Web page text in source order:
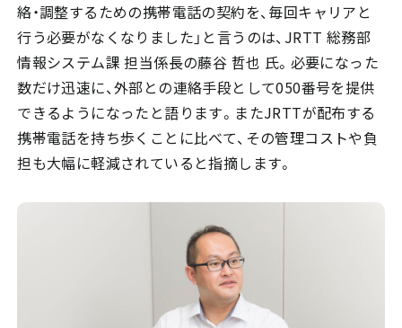
絡・調整するための携帯電話の契約を、毎回キャリアと
行う必要がなくなりました」と言うのは、JRTT 総務部
情報システム課 担当係長の藤谷 哲也 氏。必要になった
数だけ迅速に、外部との連絡手段として050番号を提供
できるようになったと語ります。またJRTTが配布する
携帯電話を持ち歩くことに比べて、その管理コストや負
担も大幅に軽減されていると指摘します。